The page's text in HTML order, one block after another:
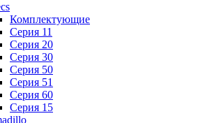
Комплектующие
Серия 11
Серия 20
Серия 30
Серия 50
Серия 51
Серия 60
Серия 15